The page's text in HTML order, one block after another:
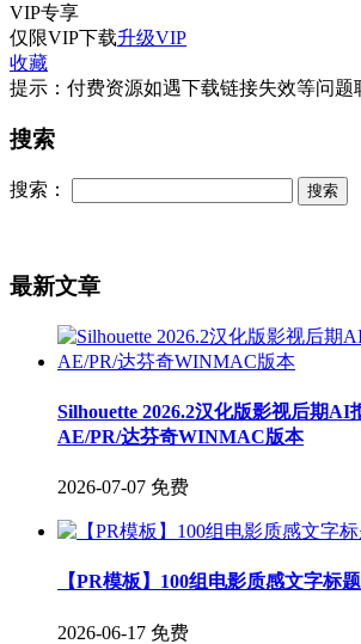
VIP专享
仅限VIP下载升级VIP
收藏
提示：付费资源如遇下载链接失效等问题
搜索
搜索：
最新文章
Silhouette 2026.2汉化版影视后期AI
AE/PR/达芬奇WINMAC版本
2026-07-07 免费
【PR模板】100组电影质感文字标
2026-06-17 免费